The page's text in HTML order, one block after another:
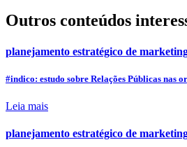
Outros conteúdos
planejamento estratégico de
#indico: estudo sobre Relações Públicas nas
Leia mais
planejamento estratégico de